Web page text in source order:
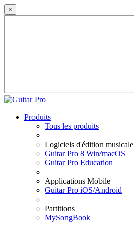
×
Produits
Tous les produits
Logiciels d'édition musicale
Guitar Pro 8 Win/macOS
Guitar Pro Education
Applications Mobile
Guitar Pro iOS/Android
Partitions
MySongBook